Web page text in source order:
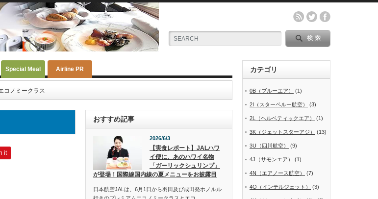
Special Meal Airline PR
ノミークラス
it
おすすめ記事
2026/6/3
【実食レポート】JALハワ
イ便に、あのハワイ名物
「ガーリックシュリンプ」
が登場！国際線国内線の夏メニューをお披露目
日本航空JALは、6月1日から羽田及び成田発ホノルル
カテゴリ
0B（ブルーエア） (1)
2I（スターペルー航空） (3)
2L（ヘルベティックエア） (1)
3K（ジェットスターアジ） (13)
3U（四川航空） (9)
4J（サモンエア） (1)
4N（エアノース航空） (7)
4O（インテルジェット） (3)